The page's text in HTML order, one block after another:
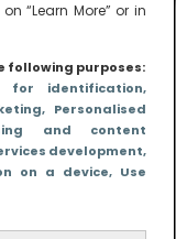
“Learn More” or in
following purposes:
for identification,
, Personalised
and content
development,
on a device, Use